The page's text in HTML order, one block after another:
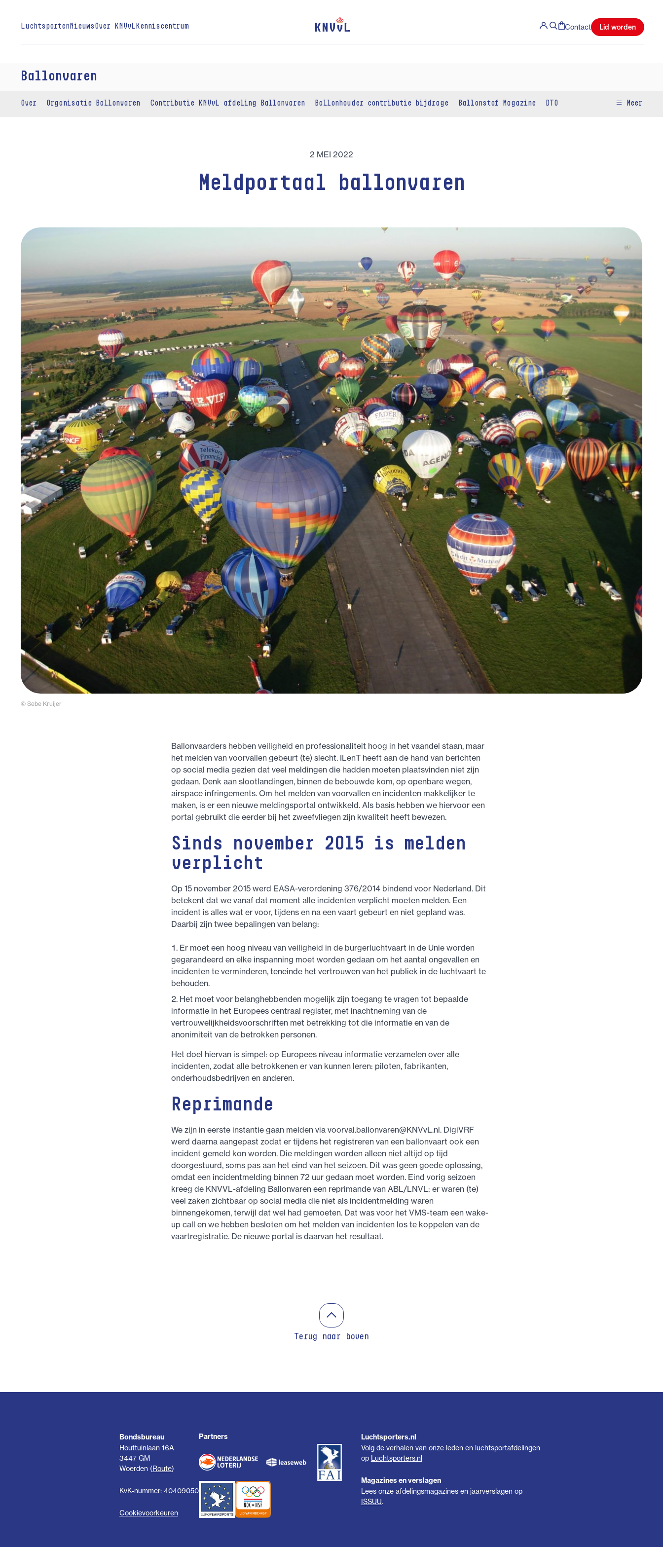
Luchtsporten Nieuws Over KNVvL Kenniscentrum Contact Lid worden
Ballonvaren
Over Organisatie Ballonvaren Contributie KNVvL afdeling Ballonvaren Ballonhouder contributie bijdrage Ballonstof Magazine DTO Meer
2 MEI 2022
Meldportaal ballonvaren
© Sebe Kruijer
Ballonvaarders hebben veiligheid en professionaliteit hoog in het vaandel staan, maar
het melden van voorvallen gebeurt (te) slecht. ILenT heeft aan de hand van berichten
op social media gezien dat veel meldingen die hadden moeten plaatsvinden niet zijn
gedaan. Denk aan slootlandingen, binnen de bebouwde kom, op openbare wegen,
airspace infringements. Om het melden van voorvallen en incidenten makkelijker te
maken, is er een nieuwe meldingsportal ontwikkeld. Als basis hebben we hiervoor een
portal gebruikt die eerder bij het zweefvliegen zijn kwaliteit heeft bewezen.
Sinds november 2015 is melden
verplicht
Op 15 november 2015 werd EASA-verordening 376/2014 bindend voor Nederland. Dit
betekent dat we vanaf dat moment alle incidenten verplicht moeten melden. Een
incident is alles wat er voor, tijdens en na een vaart gebeurt en niet gepland was.
Daarbij zijn twee bepalingen van belang:
Er moet een hoog niveau van veiligheid in de burgerluchtvaart in de Unie worden
gegarandeerd en elke inspanning moet worden gedaan om het aantal ongevallen en
incidenten te verminderen, teneinde het vertrouwen van het publiek in de luchtvaart te
behouden.
Het moet voor belanghebbenden mogelijk zijn toegang te vragen tot bepaalde
informatie in het Europees centraal register, met inachtneming van de
vertrouwelijkheidsvoorschriften met betrekking tot die informatie en van de
anonimiteit van de betrokken personen.
Het doel hiervan is simpel: op Europees niveau informatie verzamelen over alle
incidenten, zodat alle betrokkenen er van kunnen leren: piloten, fabrikanten,
onderhoudsbedrijven en anderen.
Reprimande
We zijn in eerste instantie gaan melden via voorval.ballonvaren@KNVvL.nl. DigiVRF
werd daarna aangepast zodat er tijdens het registreren van een ballonvaart ook een
incident gemeld kon worden. Die meldingen worden alleen niet altijd op tijd
doorgestuurd, soms pas aan het eind van het seizoen. Dit was geen goede oplossing,
omdat een incidentmelding binnen 72 uur gedaan moet worden. Eind vorig seizoen
kreeg de KNVVL-afdeling Ballonvaren een reprimande van ABL/LNVL: er waren (te)
veel zaken zichtbaar op social media die niet als incidentmelding waren
binnengekomen, terwijl dat wel had gemoeten. Dat was voor het VMS-team een wake-
up call en we hebben besloten om het melden van incidenten los te koppelen van de
vaartregistratie. De nieuwe portal is daarvan het resultaat.
Terug naar boven
Bondsbureau
Houttuinlaan 16A
3447 GM
Woerden (Route)
KvK-nummer: 40409050
Cookievoorkeuren
Partners Luchtsporters.nl
Volg de verhalen van onze leden en luchtsportafdelingen
op Luchtsporters.nl
Magazines en verslagen
Lees onze afdelingsmagazines en jaarverslagen op
ISSUU.